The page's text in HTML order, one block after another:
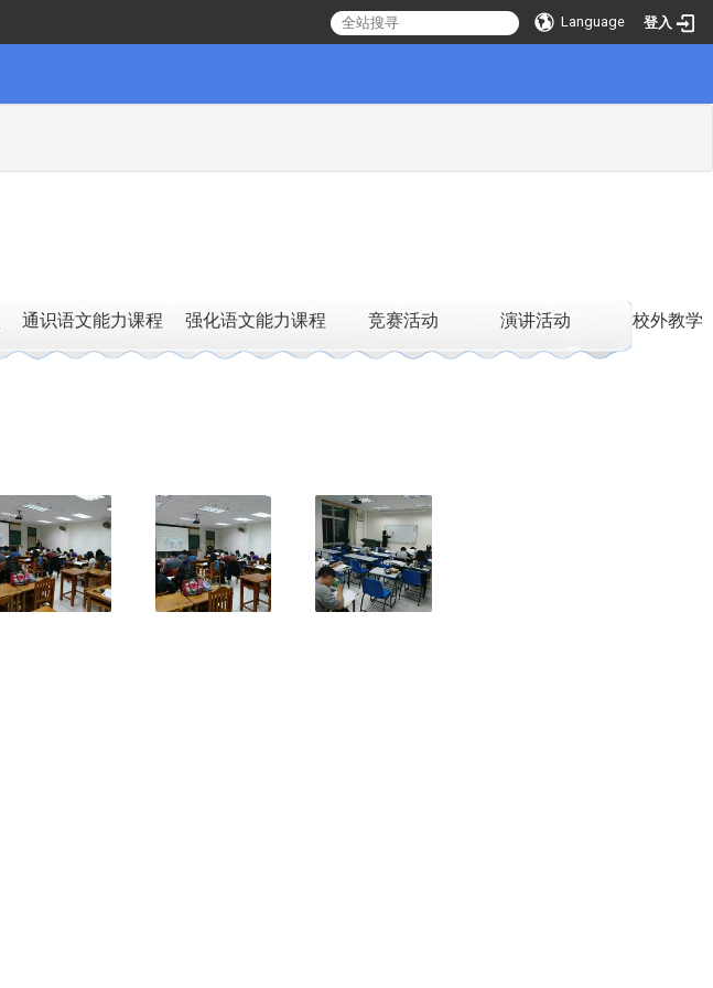
Language 登入
通识语文能力课程 强化语文能力课程 竞赛活动 演讲活动 校外教学